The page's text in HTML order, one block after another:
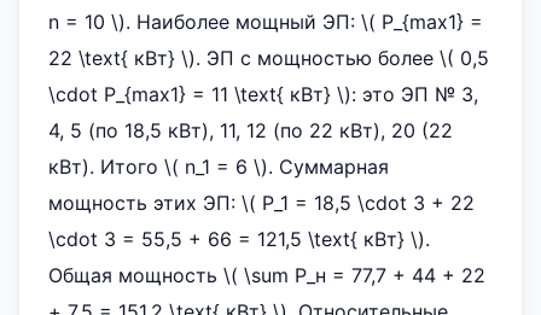
n = 10 \). Наиболее мощный ЭП: \( P_{max1} =
22 \text{ кВт} \). ЭП с мощностью более \( 0,5
\cdot P_{max1} = 11 \text{ кВт} \): это ЭП № 3,
4, 5 (по 18,5 кВт), 11, 12 (по 22 кВт), 20 (22
кВт). Итого \( n_1 = 6 \). Суммарная
мощность этих ЭП: \( P_1 = 18,5 \cdot 3 + 22
\cdot 3 = 55,5 + 66 = 121,5 \text{ кВт} \).
Общая мощность \( \sum P_н = 77,7 + 44 + 22